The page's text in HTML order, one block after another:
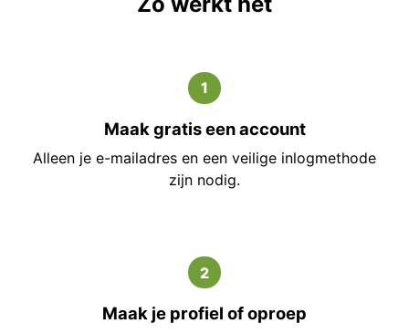
1
Maak gratis een account
Alleen je e-mailadres en een veilige inlogmethode
zijn nodig.
2
Maak je profiel of oproep